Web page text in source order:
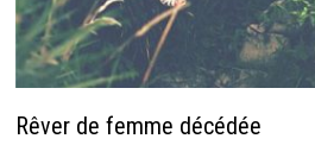
Rêver de femme décédée